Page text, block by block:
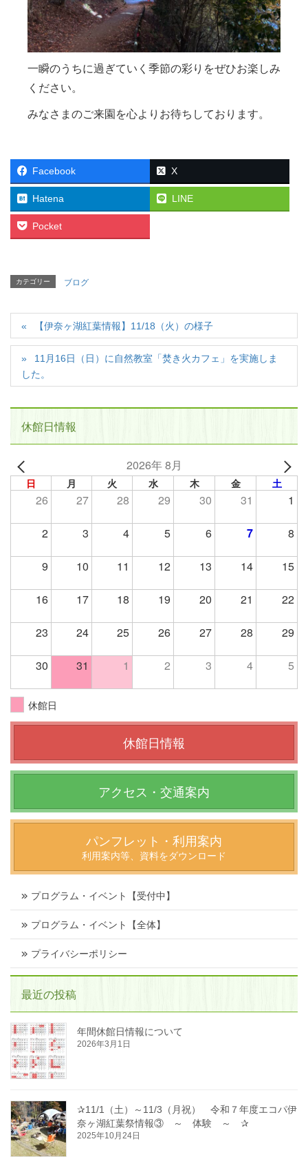
一瞬のうちに過ぎていく季節の彩りをぜひお楽しみ
ください。
みなさまのご来園を心よりお待ちしております。
Facebook X
Hatena LINE
Pocket
カテゴリー ブログ
【伊奈ヶ湖紅葉情報】11/18（火）の様子
11月16日（日）に自然教室「焚き火カフェ」を実施しま
した。
休館日情報
2026年 8月
日 月 火 水 木 金 土
26 27 28 29 30 31 1
2 3 4 5 6 7 8
9 10 11 12 13 14 15
16 17 18 19 20 21 22
23 24 25 26 27 28 29
30 31 1 2 3 4 5
休館日
休館日情報
アクセス・交通案内
パンフレット・利用案内
利用案内等、資料をダウンロード
プログラム・イベント【受付中】
プログラム・イベント【全体】
プライバシーポリシー
最近の投稿
年間休館日情報について
2026年3月1日
✰11/1（土）～11/3（月祝） 令和７年度エコパ伊
奈ヶ湖紅葉祭情報③ ～ 体験 ～ ✰
2025年10月24日